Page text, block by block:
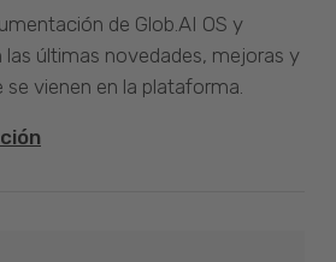
de Glob.AI OS y
últimas novedades, mejoras y
vienen en la plataforma.